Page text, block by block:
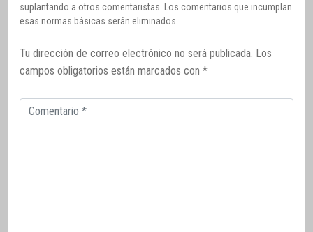
suplantando a otros comentaristas. Los comentarios que incumplan
esas normas básicas serán eliminados.
Tu dirección de correo electrónico no será publicada. Los
campos obligatorios están marcados con *
Comentario